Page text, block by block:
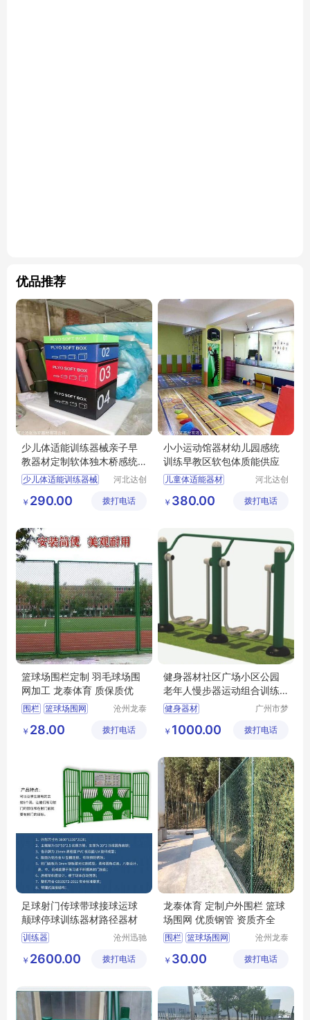
优品推荐
少儿体适能训练器械亲子早
教器材定制软体独木桥感统
训练器材供应
少儿体适能训练器械
早教区感统器材
感统训练器材供应
河北达创
有限公司
￥ 290.00 拨打电话
小小运动馆器材幼儿园感统
训练早教区软包体质能供应
儿童体适能器材
感统训练器材
河北达创
有限公司
￥ 380.00 拨打电话
篮球场围栏定制 羽毛球场围
网加工 龙泰体育 质保质优
围栏 篮球场围网
沧州龙泰
有限公司
￥ 28.00 拨打电话
健身器材社区广场小区公园
老年人慢步器运动组合训练
器
健身器材
广州市梦
限公司
￥ 1000.00 拨打电话
足球射门传球带球接球运球
颠球停球训练器材路径器材
训练器
沧州迅驰
有限公司
￥ 2600.00 拨打电话
龙泰体育 定制户外围栏 篮球
场围网 优质钢管 资质齐全
围栏 篮球场围网
沧州龙泰
有限公司
￥ 30.00 拨打电话